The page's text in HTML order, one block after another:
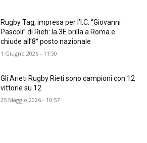
Rugby Tag, impresa per l’I.C. “Giovanni
Pascoli” di Rieti: la 3E brilla a Roma e
chiude all’8° posto nazionale
1 Giugno 2026 - 11:50
Gli Arieti Rugby Rieti sono campioni con 12
vittorie su 12
25 Maggio 2026 - 10:57